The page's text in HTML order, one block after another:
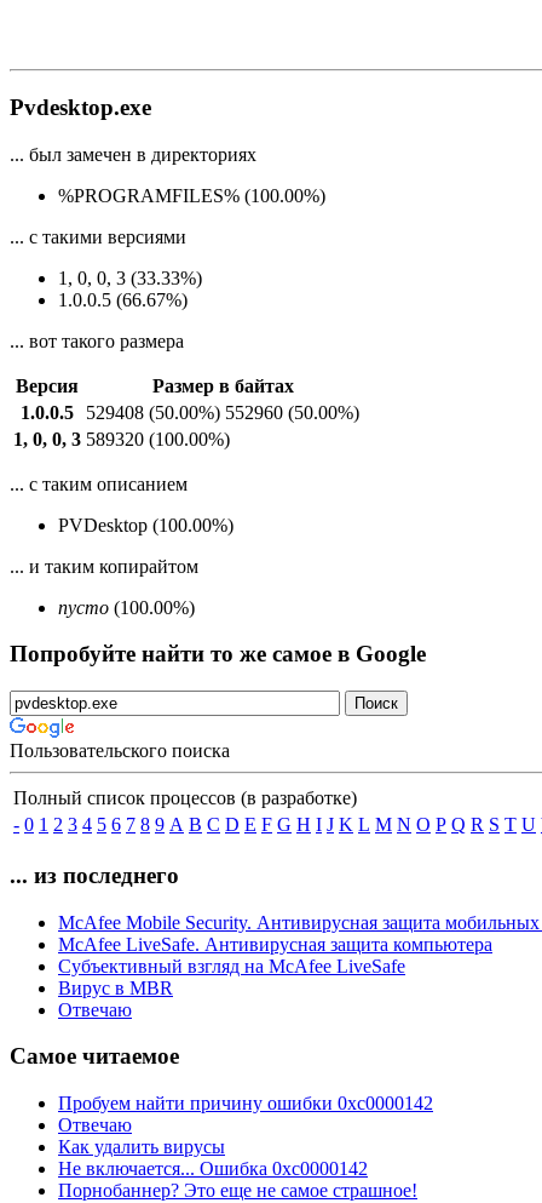
Pvdesktop.exe
... был замечен в директориях
%PROGRAMFILES% (100.00%)
... с такими версиями
1, 0, 0, 3 (33.33%)
1.0.0.5 (66.67%)
... вот такого размера
Версия
Размер в байтах
1.0.0.5
529408 (50.00%) 552960 (50.00%)
1, 0, 0, 3 589320 (100.00%)
... с таким описанием
PVDesktop (100.00%)
... и таким копирайтом
пусто (100.00%)
Попробуйте найти то же самое в Google
Пользовательского поиска
Полный список процессов (в разработке)
- 0 1 2 3 4 5 6 7 8 9 A B C D E F G H I J K L M N O P Q R S T U
... из последнего
McAfee Mobile Security. Антивирусная защита мобильных
McAfee LiveSafe. Антивирусная защита компьютера
Субъективный взгляд на McAfee LiveSafe
Вирус в MBR
Отвечаю
Самое читаемое
Пробуем найти причину ошибки 0xc0000142
Отвечаю
Как удалить вирусы
Не включается... Ошибка 0xc0000142
Порнобаннер? Это еще не самое страшное!